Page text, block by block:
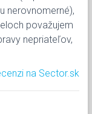
nerovnomerné),
považujem
nepriateľov,
na Sector.sk